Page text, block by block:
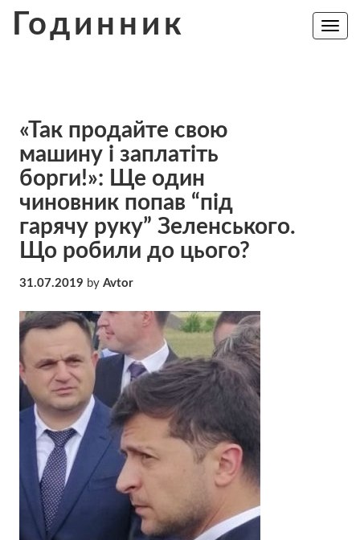
Годинник
Toggle
«Так продайте свою
машину і заплатіть
борги!»: Ще один
чиновник попав “під
гарячу руку” Зеленського.
Що робили до цього?
31.07.2019 by Avtor